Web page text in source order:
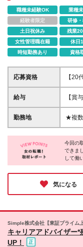
職種未経験OK 業種
経験者限定
研修
土日祝休み
残業
女性管理職在籍
休日
時短勤務あり
資格
応募資格
【20
お持
Excel、
大切
した
給与
【賞
回＆
手当
り：
・地
など ※経歴・年齢を考慮の上、当社規定により決定し
勤務地
★複数拠
都港区三
今回の
できま
して働
らこそ
残業デ
トを充
立しな
気になる
Simple株式会社【東証プライム
キャリアアドバイザー
UP！